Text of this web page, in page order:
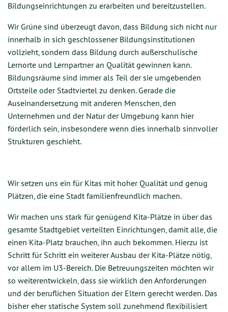
Bildungseinrichtungen zu erarbeiten und bereitzustellen.
Wir Grüne sind überzeugt davon, dass Bildung sich nicht nur
innerhalb in sich geschlossener Bildungsinstitutionen
vollzieht, sondern dass Bildung durch außerschulische
Lernorte und Lernpartner an Qualität gewinnen kann.
Bildungsräume sind immer als Teil der sie umgebenden
Ortsteile oder Stadtviertel zu denken. Gerade die
Auseinandersetzung mit anderen Menschen, den
Unternehmen und der Natur der Umgebung kann hier
förderlich sein, insbesondere wenn dies innerhalb sinnvoller
Strukturen geschieht.
Wir setzen uns ein für Kitas mit hoher Qualität und genug
Plätzen, die eine Stadt familienfreundlich machen.
Wir machen uns stark für genügend Kita-Plätze in über das
gesamte Stadtgebiet verteilten Einrichtungen, damit alle, die
einen Kita-Platz brauchen, ihn auch bekommen. Hierzu ist
Schritt für Schritt ein weiterer Ausbau der Kita-Plätze nötig,
vor allem im U3-Bereich. Die Betreuungszeiten möchten wir
so weiterentwickeln, dass sie wirklich den Anforderungen
und der beruflichen Situation der Eltern gerecht werden. Das
bisher eher statische System soll zunehmend flexibilisiert